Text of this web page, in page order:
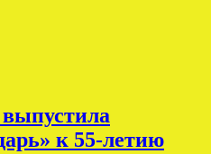
к 55-летию